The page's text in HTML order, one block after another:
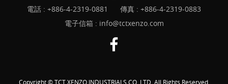
電話 : +886-4-2319-0881
傳真 : +886-4-2319-0883
電子信箱 : info@tctxenzo.com
Copyright © TCT XENZO INDUSTRIALS CO. LTD. All Rights Reserved.